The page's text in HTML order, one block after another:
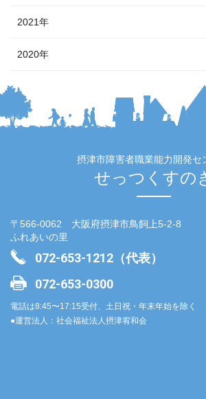
2021年
2020年
摂津市障害者職業能力開発セ
せっつくすの
〒566-0062 大阪府摂津市鳥飼上5-2-8
ふれあいの里
072-653-1212（代表）
072-653-0300
電話は8:45〜17:15受付、土日祝・年末年始を除く
●運営法人：社会福祉法人摂津宥和会